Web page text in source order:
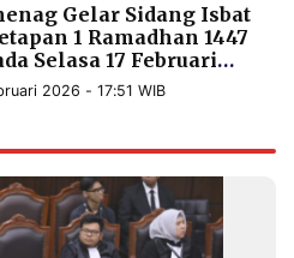
Gelar Sidang Isbat
1 Ramadhan 1447
Selasa 17 Februari
2026 - 17:51 WIB